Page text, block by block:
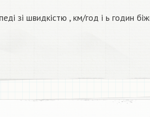
зі швидкістю , км/год і ь годин